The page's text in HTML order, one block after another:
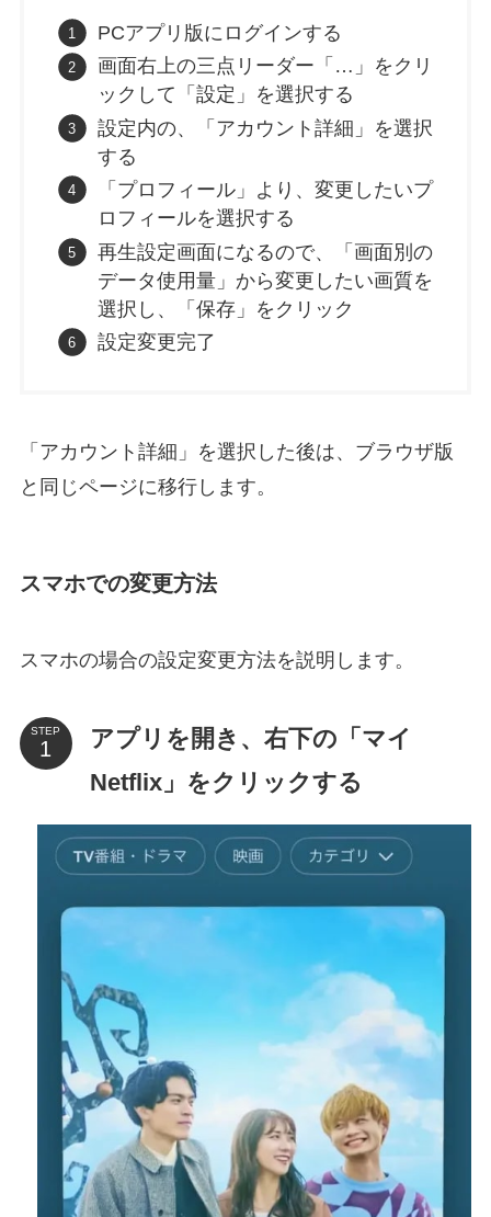
PCアプリ版にログインする
画面右上の三点リーダー「…」をクリ
ックして「設定」を選択する
設定内の、「アカウント詳細」を選択
する
「プロフィール」より、変更したいプ
ロフィールを選択する
再生設定画面になるので、「画面別の
データ使用量」から変更したい画質を
選択し、「保存」をクリック
設定変更完了
「アカウント詳細」を選択した後は、ブラウザ版
と同じページに移行します。
スマホでの変更方法
スマホの場合の設定変更方法を説明します。
STEP
アプリを開き、右下の「マイ
Netflix」をクリックする